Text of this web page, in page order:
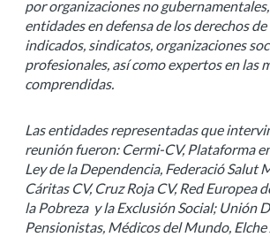
por organizaciones no
entidades en defensa de los derechos
indicados, sindicatos, organizaciones
profesionales, así como expertos en las
comprendidas.
Las entidades representadas que
reunión fueron: Cermi-CV, Plataforma
Ley de la Dependencia, Federació Salut
Cáritas CV, Cruz Roja CV, Red Europea
la Pobreza y la Exclusión Social; Unión
Pensionistas, Médicos del Mundo,